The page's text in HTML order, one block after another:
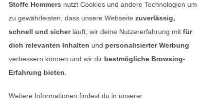
Finde mehr Inspiration
Stoffe Hemmers nutzt Cookies und andere Technologien um
zu gewährleisten, dass unsere Webseite zuverlässig,
schnell und sicherläuft; wir deine Nutzererfahrung mitfür
dich relevanten Inhalten und personalisierter Werbung
verbessern können und wir dir bestmögliche Browsing-
Erfahrung bieten
Weitere Informationen findest du in unserer